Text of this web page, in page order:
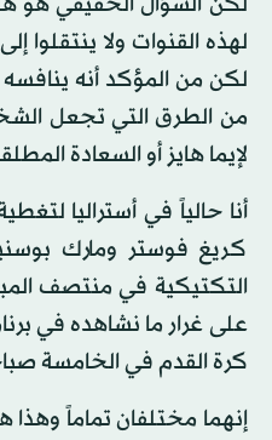
لهذه القنوات ولا
لكن من المؤكد أنه
من الطرق التي تجعل
لإيما هايز أو السعادة
أنا حالياً في أستراليا
كريغ فوستر ومارك
التكتيكية في منتصف
على غرار ما نشاهده في
كرة القدم في الخامسة
إنهما مختلفان تماماً